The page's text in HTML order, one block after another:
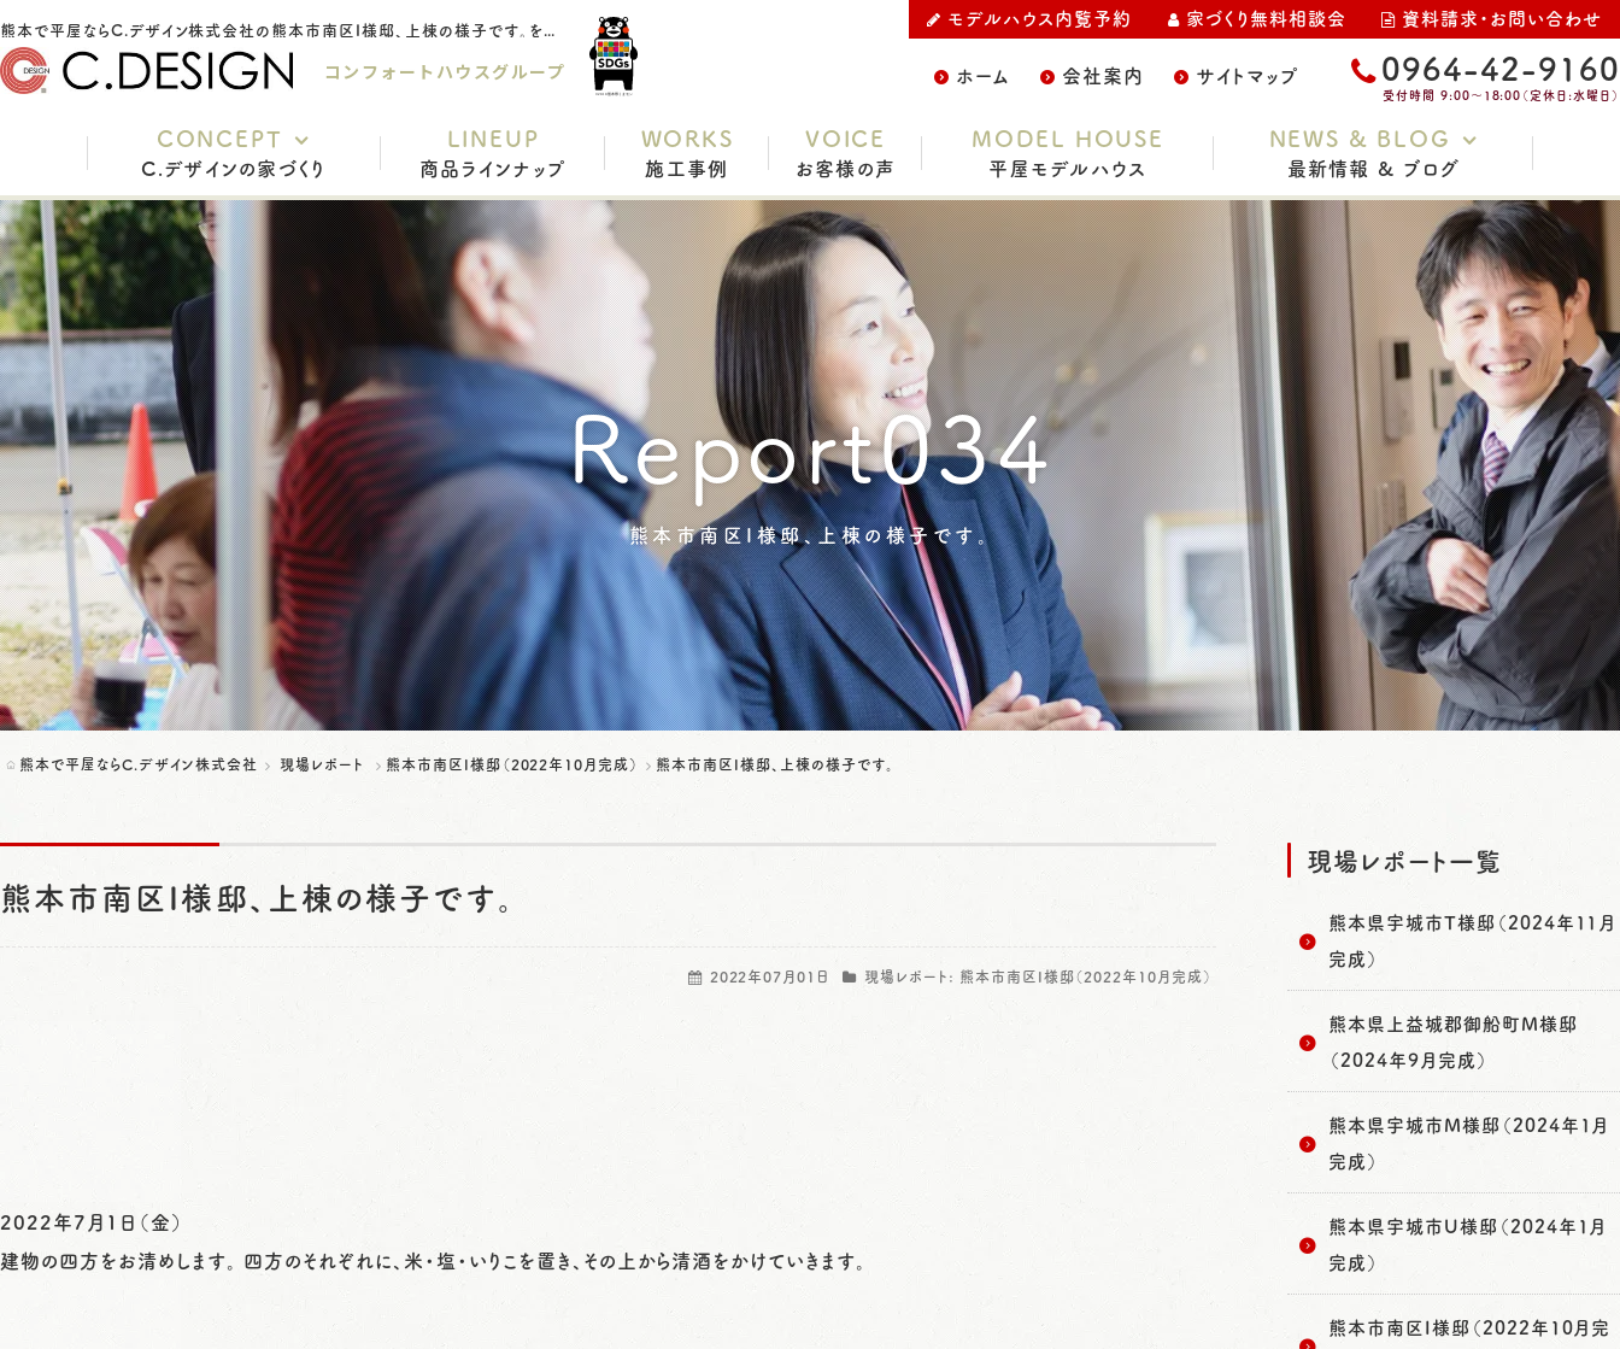
熊本で平屋ならC.デザイン株式会社の熊本市南区I様邸、上棟の様子です。をご紹介
コンフォートハウスグループ ホーム 会社案内 サイトマップ
モデルハウス内覧予約 家づくり無料相談会 資料請求・お問い合わせ
0964-42-9160
受付時間 9:00～18:00（定休日:水曜日）
CONCEPT
C.デザインの家づくり
充実の標準仕様
安心の保証
家づくりの流れ
インテリアスタイル
よくあるご質問
スタッフ紹介
LINEUP
商品ラインナップ
WORKS
施工事例
VOICE
お客様の声
MODEL HOUSE
平屋モデルハウス
NEWS & BLOG
最新情報 & ブログ
お知らせ
家づくりコラム
スタッフブログ
イベント・完成見学会
土地情報
現場レポート
Report034
熊本市南区I様邸、上棟の様子です。
熊本で平屋ならC.デザイン株式会社 現場レポート 熊本市南区I様邸（2022年10月完成） 熊本市南区I様邸、上棟の様子です。
熊本市南区I様邸、上棟の様子です。
2022年07月01日 現場レポート: 熊本市南区I様邸（2022年10月完成）
2022年7月1日（金）
建物の四方をお清めします。 四方のそれぞれに、米・塩・いりこを置き、その上から清酒をかけていきます。
現場レポート一覧
熊本県宇城市T様邸（2024年11月
完成）
熊本県上益城郡御船町M様邸
（2024年9月完成）
熊本県宇城市M様邸（2024年1月
完成）
熊本県宇城市U様邸（2024年1月
完成）
熊本市南区I様邸（2022年10月完